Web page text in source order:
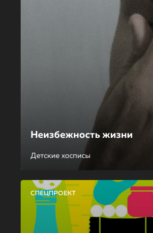
Неизбежность жизни
Детские хосписы
СПЕЦПРОЕКТ